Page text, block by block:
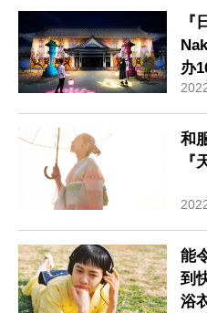
办
和
『
能
到
浴